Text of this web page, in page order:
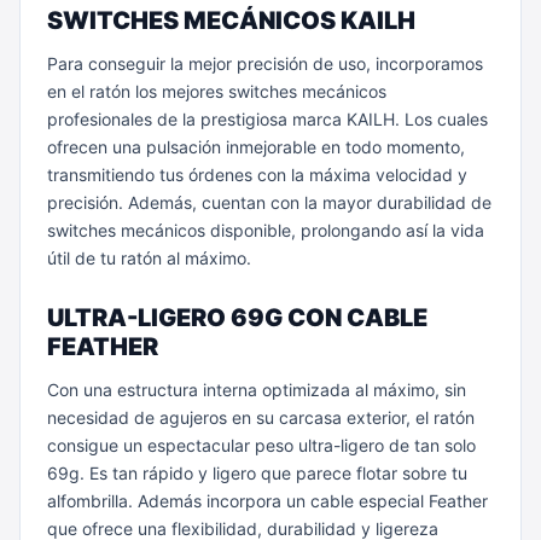
SWITCHES MECÁNICOS KAILH
Para conseguir la mejor precisión de uso, incorporamos
en el ratón los mejores switches mecánicos
profesionales de la prestigiosa marca KAILH. Los cuales
ofrecen una pulsación inmejorable en todo momento,
transmitiendo tus órdenes con la máxima velocidad y
precisión. Además, cuentan con la mayor durabilidad de
switches mecánicos disponible, prolongando así la vida
útil de tu ratón al máximo.
ULTRA-LIGERO 69G CON CABLE
FEATHER
Con una estructura interna optimizada al máximo, sin
necesidad de agujeros en su carcasa exterior, el ratón
consigue un espectacular peso ultra-ligero de tan solo
69g. Es tan rápido y ligero que parece flotar sobre tu
alfombrilla. Además incorpora un cable especial Feather
que ofrece una flexibilidad, durabilidad y ligereza